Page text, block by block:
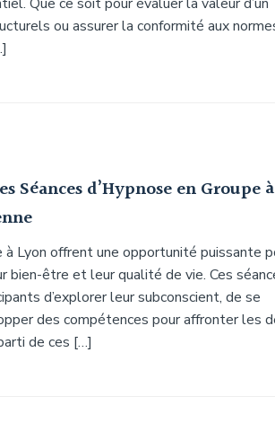
ou assurer la conformité aux
Séances d’Hypnose en Groupe à
à Lyon offrent une opportunité puissante
bien-être et leur qualité de vie. Ces
d’explorer leur subconscient, de se
des compétences pour affronter les
de ces […]